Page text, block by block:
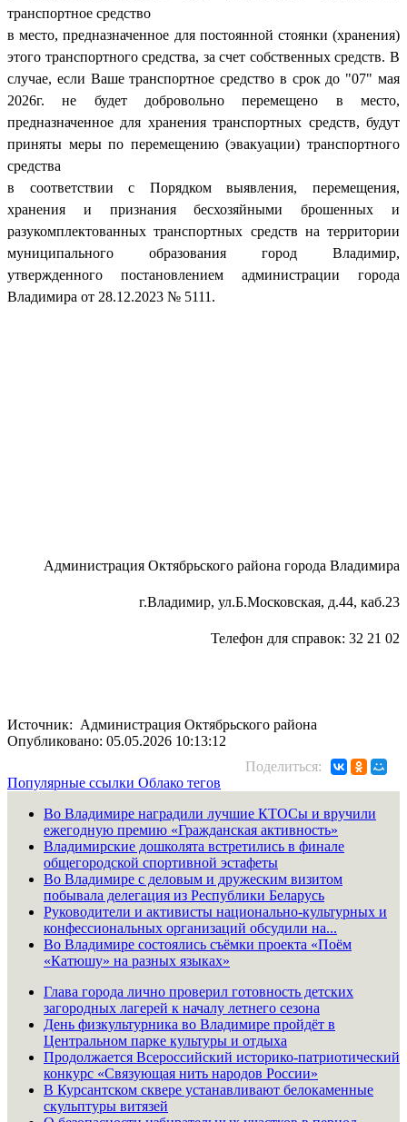
транспортное средство
в место, предназначенное для постоянной стоянки (хранения)
этого транспортного средства, за счет собственных средств. В
случае, если Ваше транспортное средство в срок до "07" мая
2026г. не будет добровольно перемещено в место,
предназначенное для хранения транспортных средств, будут
приняты меры по перемещению (эвакуации) транспортного
средства
в соответствии с Порядком выявления, перемещения,
хранения и признания бесхозяйными брошенных и
разукомплектованных транспортных средств на территории
муниципального образования город Владимир,
утвержденного постановлением администрации города
Владимира от 28.12.2023 № 5111.
Администрация Октябрьского района города Владимира
г.Владимир, ул.Б.Московская, д.44, каб.23
Телефон для справок: 32 21 02
Источник: Администрация Октябрьского района
Опубликовано: 05.05.2026 10:13:12
Поделиться:
Популярные ссылки Облако тегов
Во Владимире наградили лучшие КТОСы и вручили
ежегодную премию «Гражданская активность»
Владимирские дошколята встретились в финале
общегородской спортивной эстафеты
Во Владимире с деловым и дружеским визитом
побывала делегация из Республики Беларусь
Руководители и активисты национально-культурных и
конфессиональных организаций обсудили на...
Во Владимире состоялись съёмки проекта «Поём
«Катюшу» на разных языках»
Глава города лично проверил готовность детских
загородных лагерей к началу летнего сезона
День физкультурника во Владимире пройдёт в
Центральном парке культуры и отдыха
Продолжается Всероссийский историко-патриотический
конкурс «Связующая нить народов России»
В Курсантском сквере устанавливают белокаменные
скульптуры витязей